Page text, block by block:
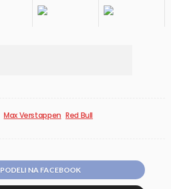
Max Verstappen Red Bull
PODELI NA FACEBOOK